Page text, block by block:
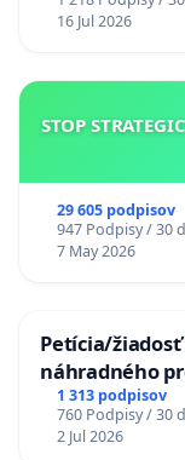
16 Jul 2026
STOP
29 605 podpisov
947 Podpisy / 30
7 May 2026
Petícia/žiadosť
náhradného
uzávery
1 313 podpisov
760 Podpisy / 30
2 Jul 2026